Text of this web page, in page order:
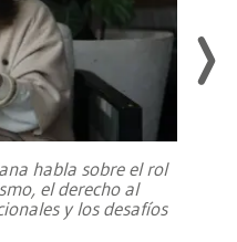
habla sobre el rol
el derecho al
y los desafíos